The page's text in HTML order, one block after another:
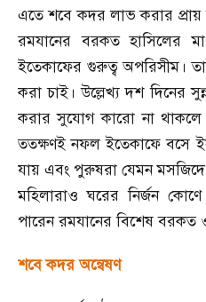
এতে শবে কদর লাভ করার প্রায়
রমযানের বরকত হাসিলের
ইতেকাফের গুরুত্ব অপরিসীম।
করা চাই। উল্লেখ্য দশ দিনের
করার সুযোগ কারো না
ততক্ষণই নফল ইতেকাফে বসে
যায় এবং পুরুষরা যেমন
মহিলারাও ঘরের নির্জন
পারেন রমযানের বিশেষ বরকত
শবে কদর অন্বেষণ